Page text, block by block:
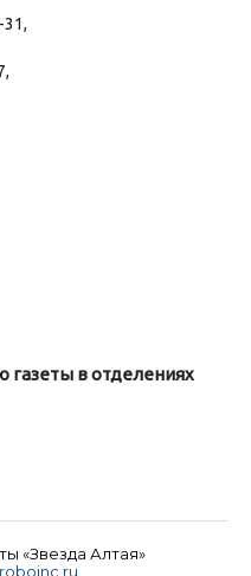
газеты в отделениях
«Звезда Алтая»